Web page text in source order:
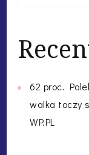
62 proc.
walka toczy
WP.PL